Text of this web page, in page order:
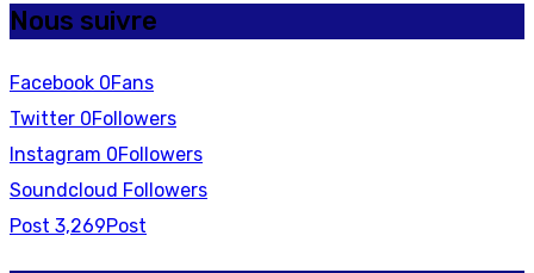
Nous suivre
Facebook 0Fans
Twitter 0Followers
Instagram 0Followers
Soundcloud Followers
Post 3,269Post